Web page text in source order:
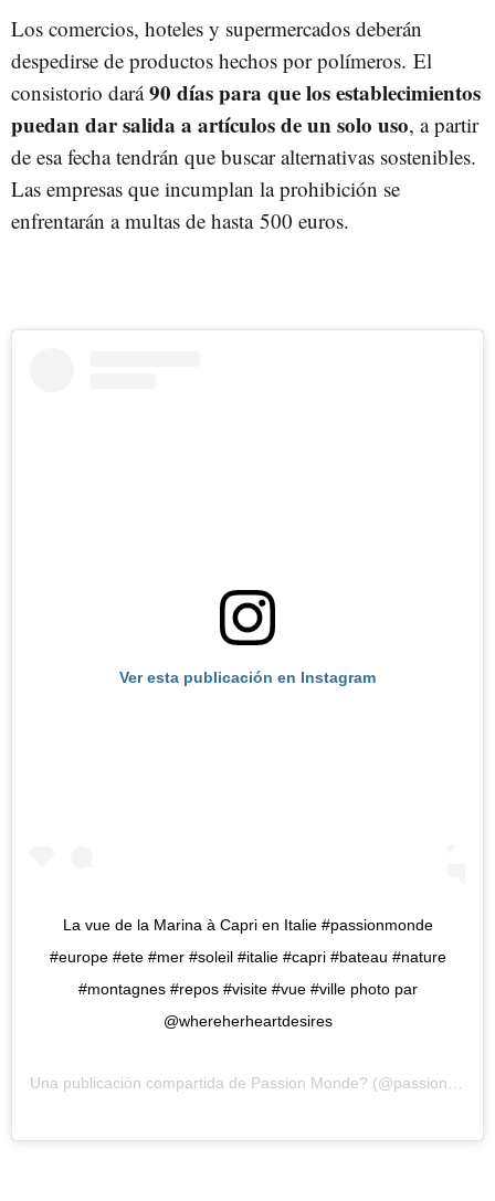
Los comercios, hoteles y supermercados deberán
despedirse de productos hechos por polímeros. El
consistorio dará90 días para que los establecimientos
puedan dar salida a artículos de un solo uso, a partir
de esa fecha tendrán que buscar alternativas sostenibles.
Las empresas que incumplan la prohibición se
enfrentarán a multas de hasta 500 euros.
Ver esta publicación en Instagram
La vue de la Marina à Capri en Italie #passionmonde
#europe #ete #mer #soleil #italie #capri #bateau #nature
#montagnes #repos #visite #vue #ville photo par
@whereherheartdesires
Una publicación compartida de Passion Monde? (@passionmonde) el